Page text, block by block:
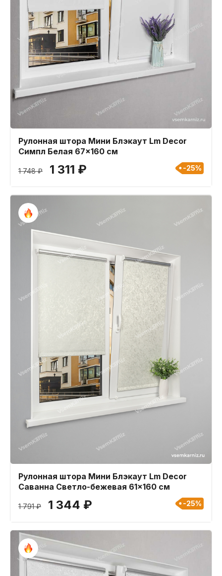
Рулонная штора Мини Блэкаут Lm Decor
Симпл Белая 67x160 см
1 748 ₽ 1 311 ₽ -25%
Рулонная штора Мини Блэкаут Lm Decor
Саванна Светло-бежевая 61x160 см
1 791 ₽ 1 344 ₽ -25%